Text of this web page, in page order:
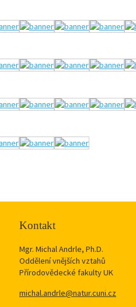
Kontakt
Mgr. Michal Andrle, Ph.D.
Oddělení vnějších vztahů
Přírodovědecké fakulty UK
michal.andrle@natur.cuni.cz